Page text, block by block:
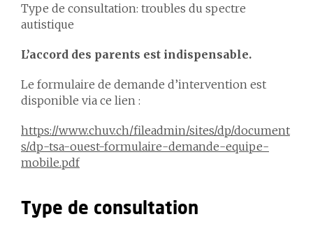
Type de consultation: troubles du spectre
autistique
L’accord des parents est indispensable.
Le formulaire de demande d’intervention est
disponible via ce lien :
https://www.chuv.ch/fileadmin/sites/dp/document
s/dp-tsa-ouest-formulaire-demande-equipe-
mobile.pdf
Type de consultation